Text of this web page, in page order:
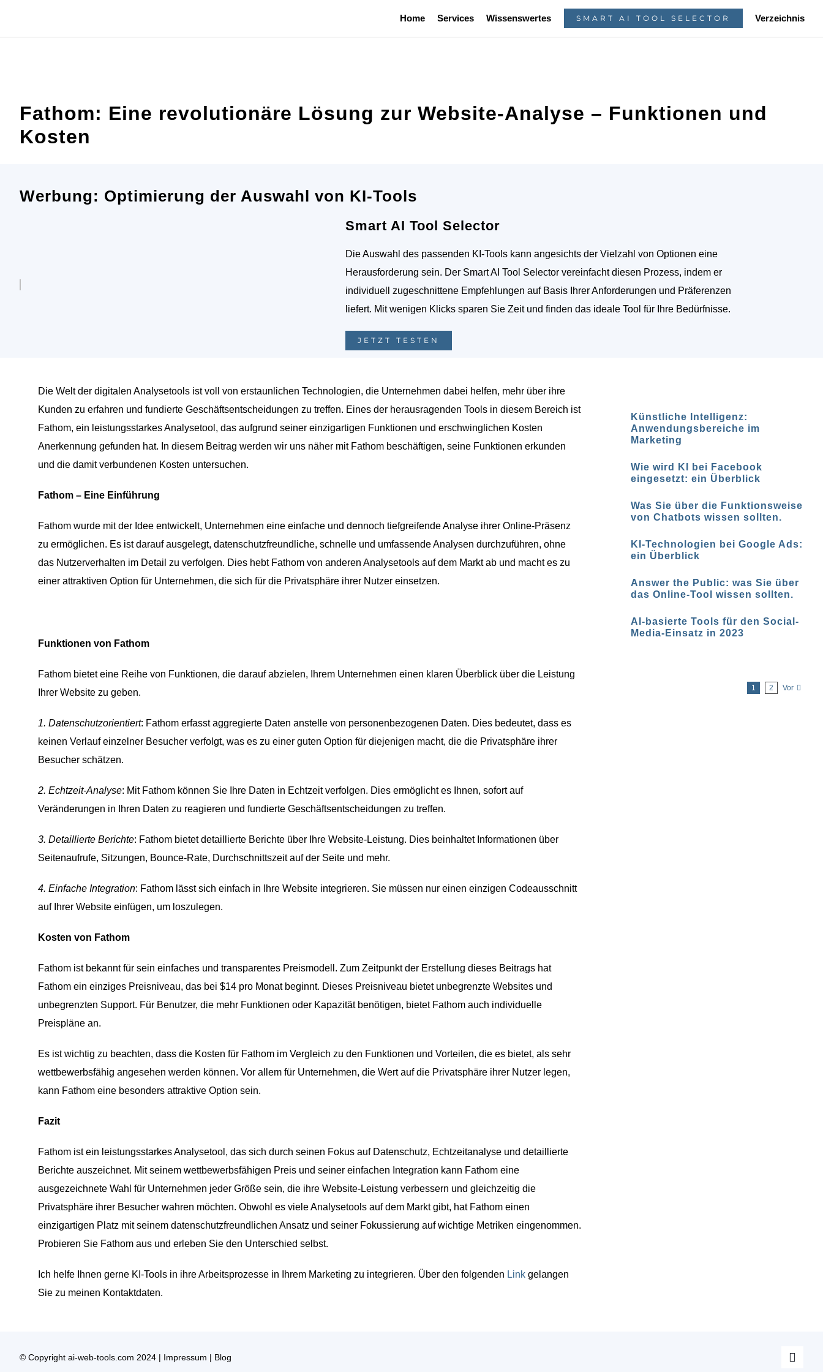
Home Services Wissenswertes SMART AI TOOL SELECTOR Verzeichnis
Fathom: Eine revolutionäre Lösung zur Website-Analyse – Funktionen und
Kosten
Werbung: Optimierung der Auswahl von KI-Tools
Smart AI Tool Selector
Die Auswahl des passenden KI-Tools kann angesichts der Vielzahl von Optionen eine
Herausforderung sein. Der Smart AI Tool Selector vereinfacht diesen Prozess, indem er
individuell zugeschnittene Empfehlungen auf Basis Ihrer Anforderungen und Präferenzen
liefert. Mit wenigen Klicks sparen Sie Zeit und finden das ideale Tool für Ihre Bedürfnisse.
JETZT TESTEN
Die Welt der digitalen Analysetools ist voll von erstaunlichen Technologien, die Unternehmen dabei helfen, mehr über ihre
Kunden zu erfahren und fundierte Geschäftsentscheidungen zu treffen. Eines der herausragenden Tools in diesem Bereich ist
Fathom, ein leistungsstarkes Analysetool, das aufgrund seiner einzigartigen Funktionen und erschwinglichen Kosten
Anerkennung gefunden hat. In diesem Beitrag werden wir uns näher mit Fathom beschäftigen, seine Funktionen erkunden
und die damit verbundenen Kosten untersuchen.
Fathom – Eine Einführung
Fathom wurde mit der Idee entwickelt, Unternehmen eine einfache und dennoch tiefgreifende Analyse ihrer Online-Präsenz
zu ermöglichen. Es ist darauf ausgelegt, datenschutzfreundliche, schnelle und umfassende Analysen durchzuführen, ohne
das Nutzerverhalten im Detail zu verfolgen. Dies hebt Fathom von anderen Analysetools auf dem Markt ab und macht es zu
einer attraktiven Option für Unternehmen, die sich für die Privatsphäre ihrer Nutzer einsetzen.
Funktionen von Fathom
Fathom bietet eine Reihe von Funktionen, die darauf abzielen, Ihrem Unternehmen einen klaren Überblick über die Leistung
Ihrer Website zu geben.
1. Datenschutzorientiert: Fathom erfasst aggregierte Daten anstelle von personenbezogenen Daten. Dies bedeutet, dass es
keinen Verlauf einzelner Besucher verfolgt, was es zu einer guten Option für diejenigen macht, die die Privatsphäre ihrer
Besucher schätzen.
2. Echtzeit-Analyse: Mit Fathom können Sie Ihre Daten in Echtzeit verfolgen. Dies ermöglicht es Ihnen, sofort auf
Veränderungen in Ihren Daten zu reagieren und fundierte Geschäftsentscheidungen zu treffen.
3. Detaillierte Berichte: Fathom bietet detaillierte Berichte über Ihre Website-Leistung. Dies beinhaltet Informationen über
Seitenaufrufe, Sitzungen, Bounce-Rate, Durchschnittszeit auf der Seite und mehr.
4. Einfache Integration: Fathom lässt sich einfach in Ihre Website integrieren. Sie müssen nur einen einzigen Codeausschnitt
auf Ihrer Website einfügen, um loszulegen.
Kosten von Fathom
Fathom ist bekannt für sein einfaches und transparentes Preismodell. Zum Zeitpunkt der Erstellung dieses Beitrags hat
Fathom ein einziges Preisniveau, das bei $14 pro Monat beginnt. Dieses Preisniveau bietet unbegrenzte Websites und
unbegrenzten Support. Für Benutzer, die mehr Funktionen oder Kapazität benötigen, bietet Fathom auch individuelle
Preispläne an.
Es ist wichtig zu beachten, dass die Kosten für Fathom im Vergleich zu den Funktionen und Vorteilen, die es bietet, als sehr
wettbewerbsfähig angesehen werden können. Vor allem für Unternehmen, die Wert auf die Privatsphäre ihrer Nutzer legen,
kann Fathom eine besonders attraktive Option sein.
Fazit
Fathom ist ein leistungsstarkes Analysetool, das sich durch seinen Fokus auf Datenschutz, Echtzeitanalyse und detaillierte
Berichte auszeichnet. Mit seinem wettbewerbsfähigen Preis und seiner einfachen Integration kann Fathom eine
ausgezeichnete Wahl für Unternehmen jeder Größe sein, die ihre Website-Leistung verbessern und gleichzeitig die
Privatsphäre ihrer Besucher wahren möchten. Obwohl es viele Analysetools auf dem Markt gibt, hat Fathom einen
einzigartigen Platz mit seinem datenschutzfreundlichen Ansatz und seiner Fokussierung auf wichtige Metriken eingenommen.
Probieren Sie Fathom aus und erleben Sie den Unterschied selbst.
Ich helfe Ihnen gerne KI-Tools in ihre Arbeitsprozesse in Ihrem Marketing zu integrieren. Über den folgenden Linkgelangen
Sie zu meinen Kontaktdaten.
Künstliche Intelligenz:
Anwendungsbereiche im
Marketing
Wie wird KI bei Facebook
eingesetzt: ein Überblick
Was Sie über die Funktionsweise
von Chatbots wissen sollten.
KI-Technologien bei Google Ads:
ein Überblick
Answer the Public: was Sie über
das Online-Tool wissen sollten.
AI-basierte Tools für den Social-
Media-Einsatz in 2023
1 2 Vor
© Copyright ai-web-tools.com 2024 | Impressum | Blog X